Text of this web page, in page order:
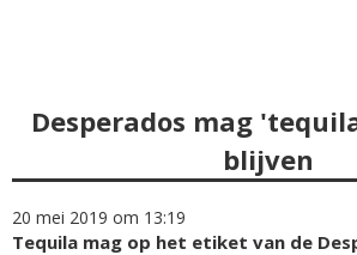
Desperados mag
blijven
20 mei 2019 om 13:19
Tequila mag op het etiket van de